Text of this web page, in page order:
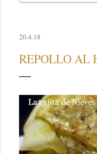
20.4.18
REPOLLO AL